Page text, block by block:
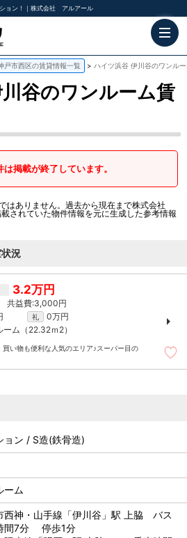
ョン！｜株式会社 アルアール
戸市西区の賃貸情報一覧 ハイツ浜谷 伊川谷のワンル
谷のワンルーム賃
掲載が終了しています。
はありません。過去から現在まで株式会社
されていた物件情報を元に生成した参考情報
況
3.2万円
3,000円
礼
0万円
ーム（22.32ｍ2）
い物も便利な人気のエリア♪スーパー目の
ョン / S造(鉄骨造)
ーム
西神・山手線「伊川谷」駅 上脇 バス
間7分 停歩1分